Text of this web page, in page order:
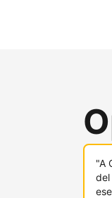
"A
del